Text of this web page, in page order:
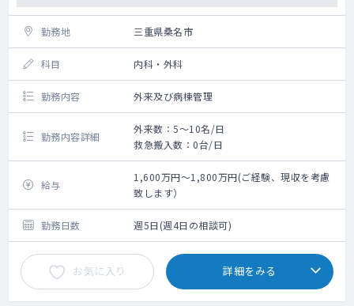
勤務地 三重県桑名市
科目 内科・外科
勤務内容 外来及び病棟管理
勤務内容詳細
外来数：5～10名/日
救急搬入数：0台/日
給与
1,600万円～1,800万円(ご経験、現収を考慮
致します）
勤務日数 週5日(週4日の相談可)
お気に入り 詳細をみる